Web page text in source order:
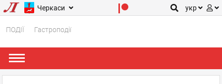
Черкаси укр
ПОДІЇ Гастроподії